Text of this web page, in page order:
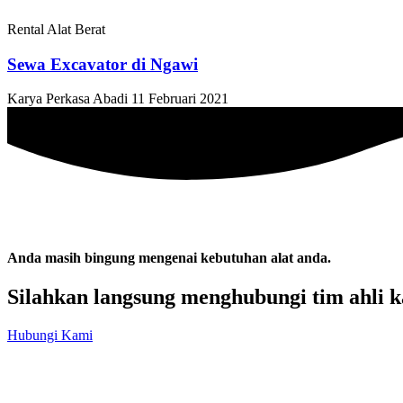
Rental Alat Berat
Sewa Excavator di Ngawi
Karya Perkasa Abadi 11 Februari 2021
Anda masih bingung mengenai kebutuhan alat anda.
Silahkan langsung menghubungi tim ahli
Hubungi Kami